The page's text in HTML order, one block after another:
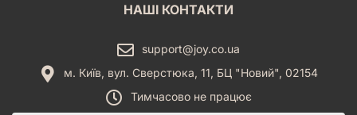
НАШІ КОНТАКТИ
support@joy.co.ua
м. Київ, вул. Сверстюка, 11, БЦ "Новий", 02154
Тимчасово не працює